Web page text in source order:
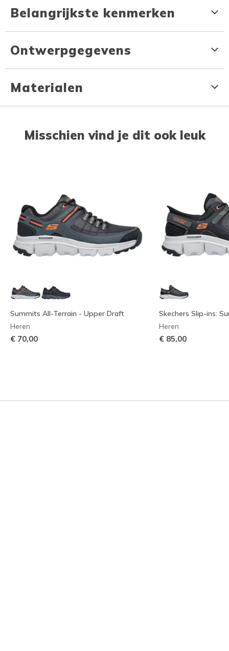
Belangrijkste kenmerken
Ontwerpgegevens
Materialen
Misschien vind je dit ook leuk
Summits All-Terrain - Upper Draft
Heren
€ 70,00
Skechers Slip-ins:
Heren
€ 85,00